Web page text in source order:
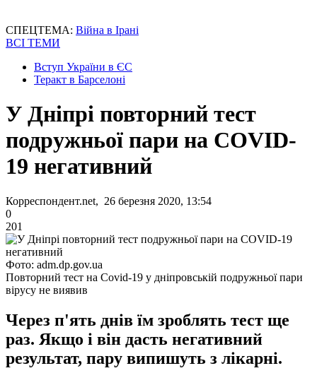
СПЕЦТЕМА: Війна в Ірані
ВСІ ТЕМИ
Вступ України в ЄС
Теракт в Барселоні
У Дніпрі повторний тест
подружньої пари на COVID-
19 негативний
Корреспондент.net, 26 березня 2020, 13:54
0
201
Фото: adm.dp.gov.ua
Повторний тест на Covid-19 у дніпровській подружньої пари
вірусу не виявив
Через п'ять днів їм зроблять тест ще
раз. Якщо і він дасть негативний
результат, пару випишуть з лікарні.